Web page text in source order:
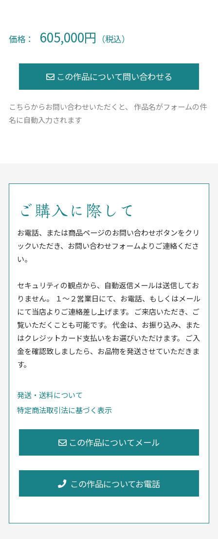
価格： 605,000円 （税込）
こちらからお問い合わせいただくと、
作品名がフォームの件
名に自動入力されます
ご購入に際して
お電話、または商品ページのお問い合わせボタンをクリ
ックいただき、お問い合わせフォームよりご連絡くださ
い。
セキュリティの観点から、自動返信メールは送信してお
りません。 １〜２営業日にて、お電話、もしくはメール
にて当店よりご連絡差し上げます。 ご来店いただき、ご
覧いただくことも可能です。 代金は、お振り込み、また
はクレジットカード支払いをお選びいただけます。 ご入
金を確認致しましたら、お品物を発送させていただきま
す。
発送・送料について
特定商法取引法に基づく表示
この作品についてお電話